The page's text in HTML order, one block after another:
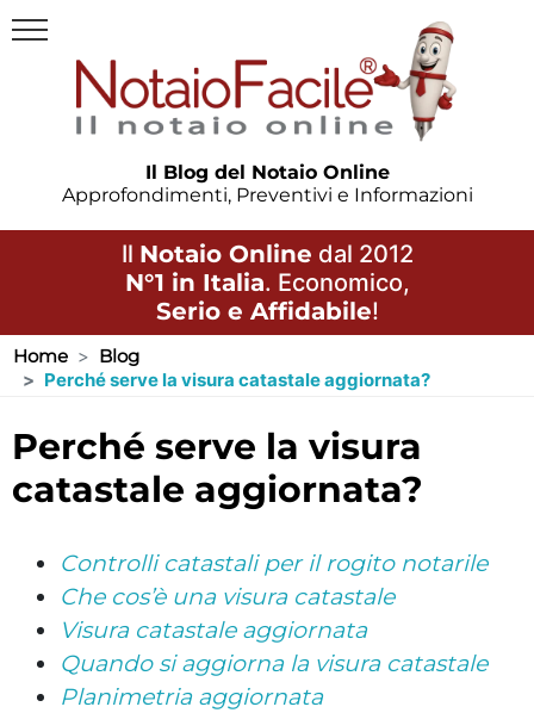
Il Blog del Notaio Online
Approfondimenti, Preventivi e Informazioni
Il Notaio Online dal 2012
N°1 in Italia. Economico,
Serio e Affidabile!
Home
Blog
Perché serve la visura catastale aggiornata?
perché serve la visura
catastale aggiornata?
Controlli catastali per il rogito notarile
Che cos’è una visura catastale
Visura catastale aggiornata
Quando si aggiorna la visura catastale
Planimetria aggiornata